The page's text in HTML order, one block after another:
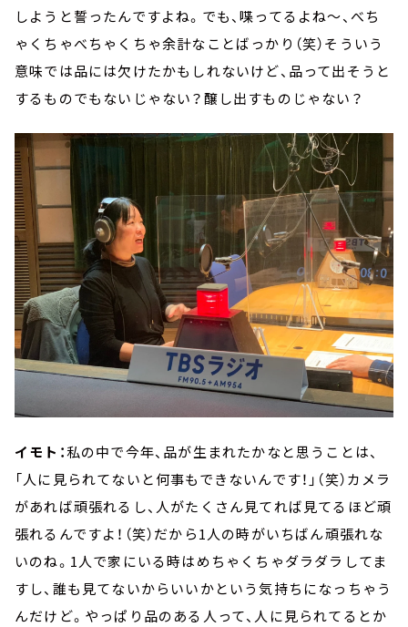
しようと誓ったんですよね。でも、喋ってるよね～、べち
ゃくちゃべちゃくちゃ余計なことばっかり（笑）そういう
意味では品には欠けたかもしれないけど、品って出そうと
するものでもないじゃない？醸し出すものじゃない？
イモト：私の中で今年、品が生まれたかなと思うことは、
「人に見られてないと何事もできないんです！」（笑）カメラ
があれば頑張れるし、人がたくさん見てれば見てるほど頑
張れるんですよ！（笑）だから1人の時がいちばん頑張れな
いのね。1人で家にいる時はめちゃくちゃダラダラしてま
すし、誰も見てないからいいかという気持ちになっちゃう
んだけど。やっぱり品のある人って、人に見られてるとか